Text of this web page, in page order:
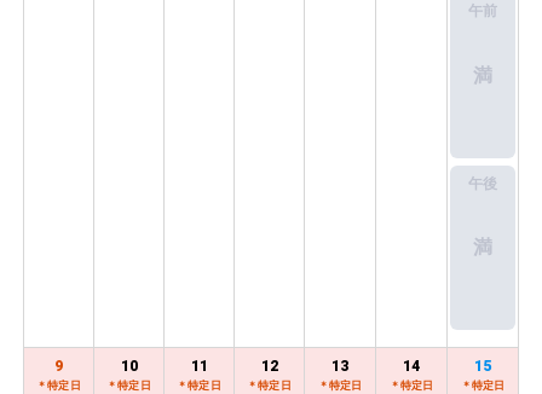
午前
満
午後
満
9
＊特定日
10
＊特定日
11
＊特定日
12
＊特定日
13
＊特定日
14
＊特定日
15
＊特定日